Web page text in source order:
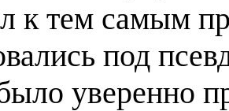
к тем самым
под
уверенно